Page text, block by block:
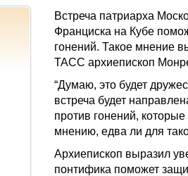
Встреча патриарха
Франциска на Кубе
гонений. Такое мнение
ТАСС архиепископ
“Думаю, это будет
встреча будет
против гонений,
мнению, едва ли для
Архиепископ выразил
понтифика поможет